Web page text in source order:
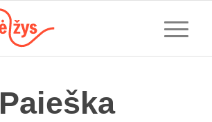
Paieška